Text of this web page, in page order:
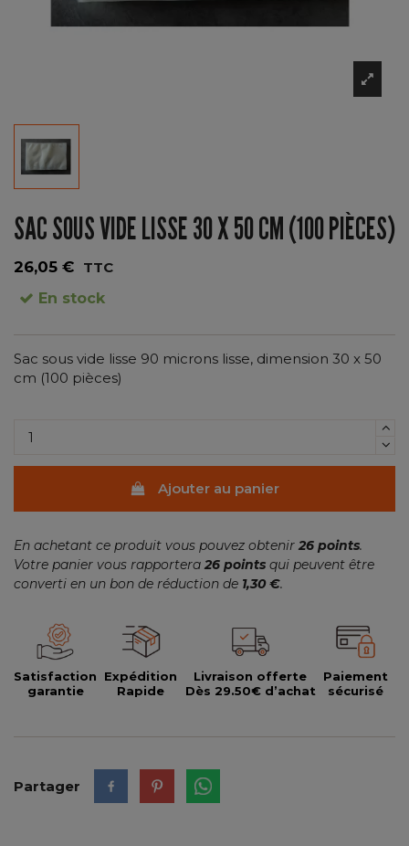
SAC SOUS VIDE LISSE 30 X 50 CM (100 PIÈCES)
26,05 € TTC
En stock
Sac sous vide lisse 90 microns lisse, dimension 30 x 50
cm (100 pièces)
Ajouter au panier
En achetant ce produit vous pouvez obtenir 26 points.
Votre panier vous rapportera 26 points qui peuvent être
converti en un bon de réduction de 1,30 €.
Satisfaction
garantie
Expédition
Rapide
Livraison offerte
Dès 29.50€ d’achat
Paiement
sécurisé
Partager